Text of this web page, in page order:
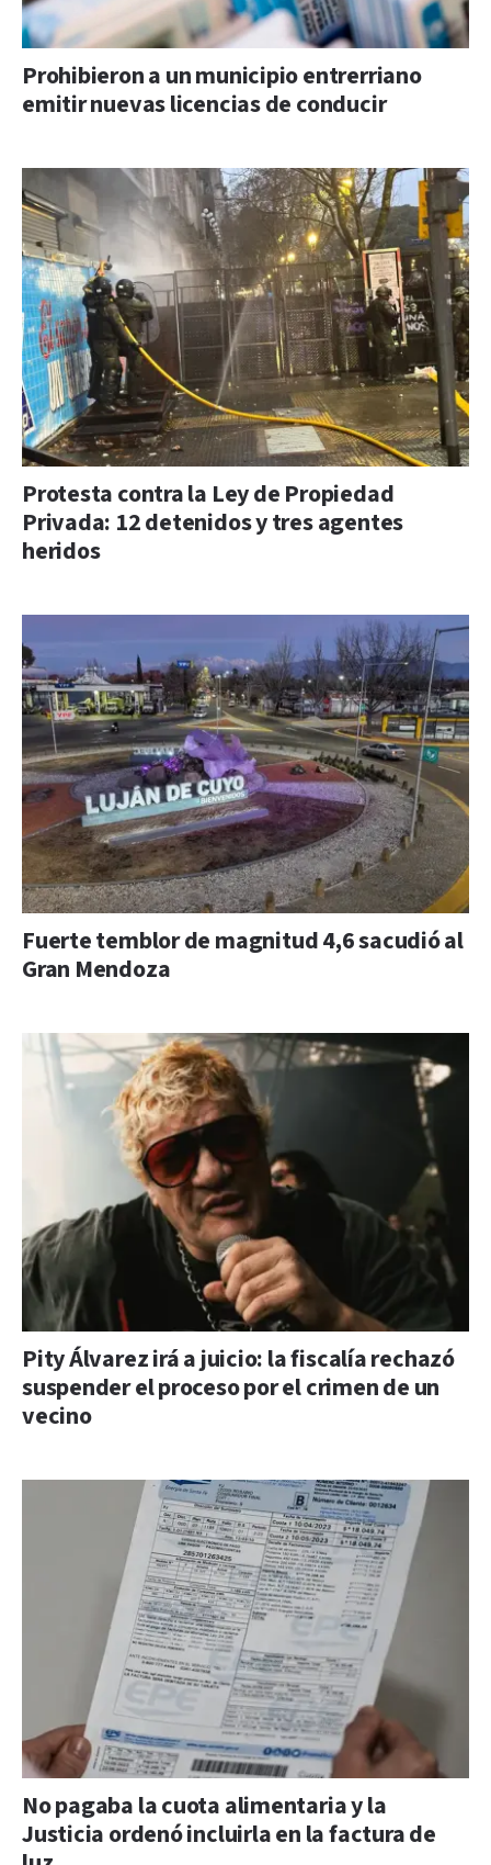
Prohibieron a un municipio entrerriano
emitir nuevas licencias de conducir
Protesta contra la Ley de Propiedad
Privada: 12 detenidos y tres agentes
heridos
Fuerte temblor de magnitud 4,6 sacudió al
Gran Mendoza
Pity Álvarez irá a juicio: la fiscalía rechazó
suspender el proceso por el crimen de un
vecino
No pagaba la cuota alimentaria y la
Justicia ordenó incluirla en la factura de